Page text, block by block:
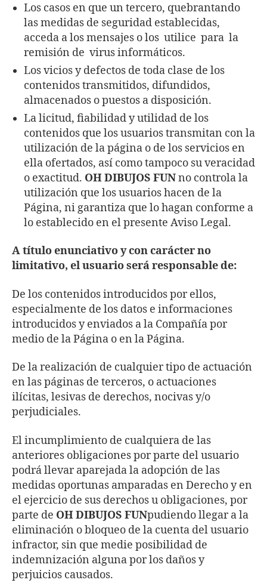
Los casos en que un tercero, quebrantando
las medidas de seguridad establecidas,
acceda a los mensajes o los utilice para la
remisión de virus informáticos.
Los vicios y defectos de toda clase de los
contenidos transmitidos, difundidos,
almacenados o puestos a disposición.
La licitud, fiabilidad y utilidad de los
contenidos que los usuarios transmitan con la
utilización de la página o de los servicios en
ella ofertados, así como tampoco su veracidad
o exactitud. OH DIBUJOS FUNno controla la
utilización que los usuarios hacen de la
Página, ni garantiza que lo hagan conforme a
lo establecido en el presente Aviso Legal.
A título enunciativo y con carácter no
limitativo, el usuario será responsable de:
De los contenidos introducidos por ellos,
especialmente de los datos e informaciones
introducidos y enviados a la Compañía por
medio de la Página o en la Página.
De la realización de cualquier tipo de actuación
en las páginas de terceros, o actuaciones
ilícitas, lesivas de derechos, nocivas y/o
perjudiciales.
El incumplimiento de cualquiera de las
anteriores obligaciones por parte del usuario
podrá llevar aparejada la adopción de las
medidas oportunas amparadas en Derecho y en
el ejercicio de sus derechos u obligaciones, por
parte de OH DIBUJOS FUNpudiendo llegar a la
eliminación o bloqueo de la cuenta del usuario
infractor, sin que medie posibilidad de
indemnización alguna por los daños y
perjuicios causados.